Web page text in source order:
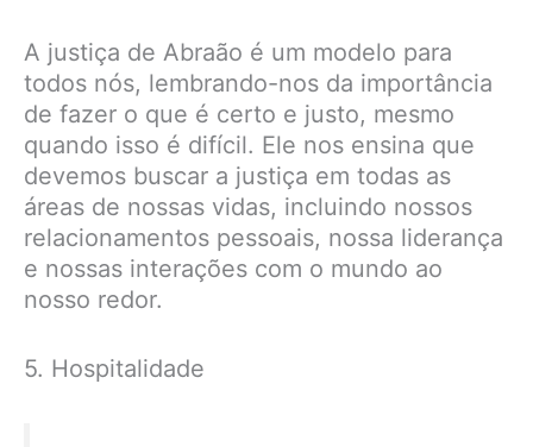
A justiça de Abraão é um modelo para
todos nós, lembrando-nos da importância
de fazer o que é certo e justo, mesmo
quando isso é difícil. Ele nos ensina que
devemos buscar a justiça em todas as
áreas de nossas vidas, incluindo nossos
relacionamentos pessoais, nossa liderança
e nossas interações com o mundo ao
nosso redor.
5. Hospitalidade